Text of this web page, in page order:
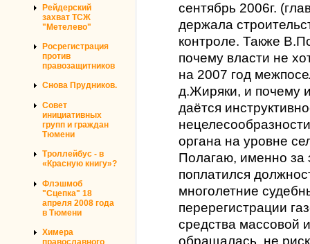
Рейдерский
захват ТСЖ
"Метелево"
Росрегистрация
против
правозащитников
Снова Прудников.
Совет
инициативных
групп и граждан
Тюмени
Троллейбус - в
«Красную книгу»?
Флэшмоб
"Сцепка" 18
апреля 2008 года
в Тюмени
Химера
православного
сентябрь 2006г.
держала
контроле. Также
почему власти не
на 2007 год
д.Жиряки, и почему
даётся
органа на уровне
Полагаю, именно за
поплатился
многолетние
перерегистрации
средства массовой
обращалась, не